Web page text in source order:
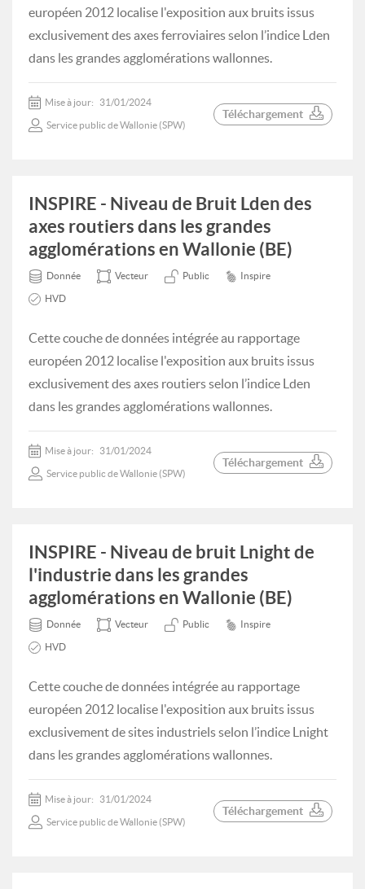
européen 2012 localise l'exposition aux bruits issus
exclusivement des axes ferroviaires selon l’indice Lden
dans les grandes agglomérations wallonnes.
Mise à jour: 31/01/2024
Service public de Wallonie (SPW)
Téléchargement
INSPIRE - Niveau de Bruit Lden des
axes routiers dans les grandes
agglomérations en Wallonie (BE)
Donnée Vecteur Public Inspire
HVD
Cette couche de données intégrée au rapportage
européen 2012 localise l'exposition aux bruits issus
exclusivement des axes routiers selon l’indice Lden
dans les grandes agglomérations wallonnes.
Mise à jour: 31/01/2024
Service public de Wallonie (SPW)
Téléchargement
INSPIRE - Niveau de bruit Lnight de
l'industrie dans les grandes
agglomérations en Wallonie (BE)
Donnée Vecteur Public Inspire
HVD
Cette couche de données intégrée au rapportage
européen 2012 localise l'exposition aux bruits issus
exclusivement de sites industriels selon l’indice Lnight
dans les grandes agglomérations wallonnes.
Mise à jour: 31/01/2024
Service public de Wallonie (SPW)
Téléchargement